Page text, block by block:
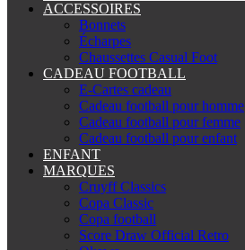
ACCESSOIRES
Bonnets
Écharpes
Chaussettes Casual Foot
CADEAU FOOTBALL
E-Cartes cadeau
Cadeau football pour homme
Cadeau football pour femme
Cadeau football pour enfant
ENFANT
MARQUES
Cruyff Classics
Copa Classic
Copa football
Score Draw Official Retro